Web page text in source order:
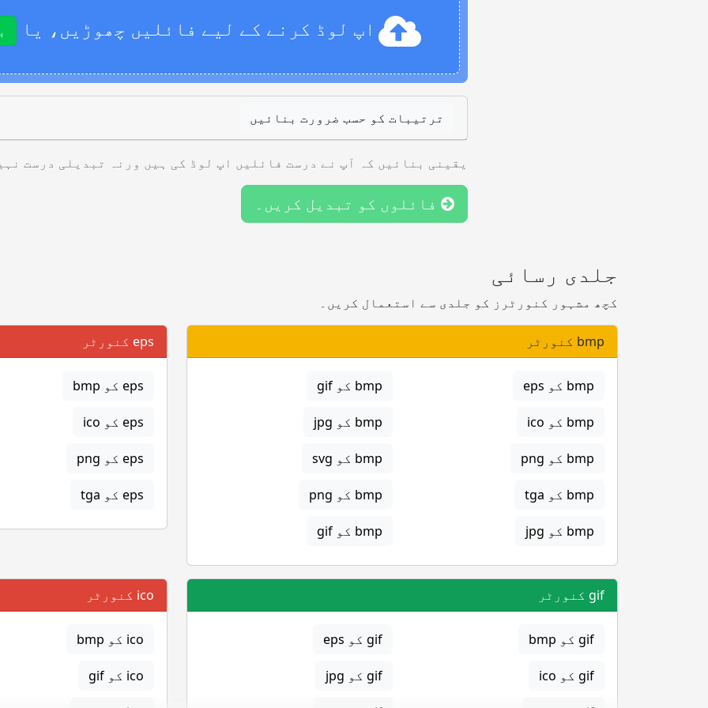
اپ لوڈ کرنے کے لیے فائلیں چھوڑیں، یا
ترتیبات کو حسب ضرورت بنائیں
یقینی بنائیں کہ آپ نے درست فائلیں اپ لوڈ کی ہیں ورنہ تبدیلی درست
فائلوں کو تبدیل کریں۔
جلدی رسائی
کچھ مشہور کنورٹرز کو جلدی سے استعمال کریں۔
bmp کنورٹر
bmp کو eps bmp کو gif
bmp کو ico bmp کو jpg
bmp کو png bmp کو svg
bmp کو tga bmp کو png
bmp کو jpg bmp کو gif
eps کنورٹر
eps کو bmp
eps کو ico
eps کو png
eps کو tga
gif کنورٹر
gif کو bmp gif کو eps
gif کو ico gif کو jpg
ico کنورٹر
ico کو bmp
ico کو gif